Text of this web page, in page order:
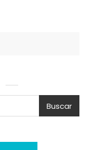
Buscar